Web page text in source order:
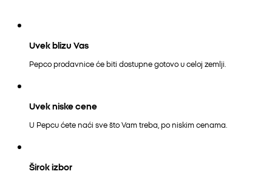
Uvek blizu Vas
Pepco prodavnice će biti dostupne gotovo u celoj zemlji.
Uvek niske cene
U Pepcu ćete naći sve što Vam treba, po niskim cenama.
Širok izbor